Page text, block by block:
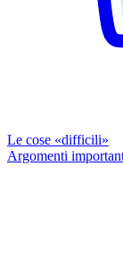
Le cose «difficili»
Argomenti